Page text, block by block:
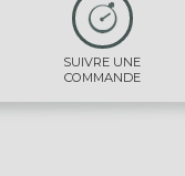
SUIVRE UNE
COMMANDE